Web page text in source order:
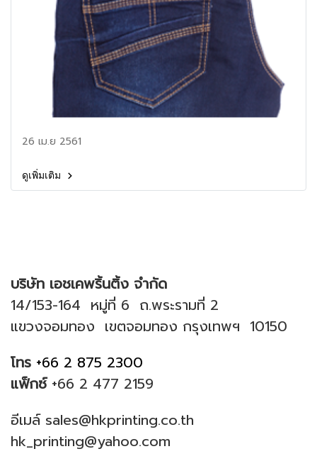
26 เม.ย 2561
ดูเพิ่มเติม
บริษัท เอชเคพริ้นติ้ง จำกัด
14/153-164 หมู่ที่ 6 ถ.พระรามที่ 2
แขวงจอมทอง เขตจอมทอง กรุงเทพฯ 10150
โทร +66 2 875 2300
แฟ็กซ์ +66 2 477 2159
อีเมล์ sales@hkprinting.co.th
hk_printing@yahoo.com